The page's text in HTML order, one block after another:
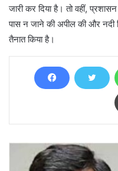
जारी कर दिया है। तो वहीं,
पास न जाने की अपील की और नदी
तैनात किया है।